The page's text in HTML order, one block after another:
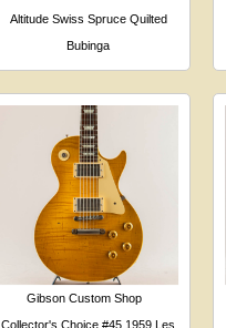
Altitude Swiss Spruce Quilted
Bubinga
Gibson Custom Shop
Collector's Choice #45 1959 Les